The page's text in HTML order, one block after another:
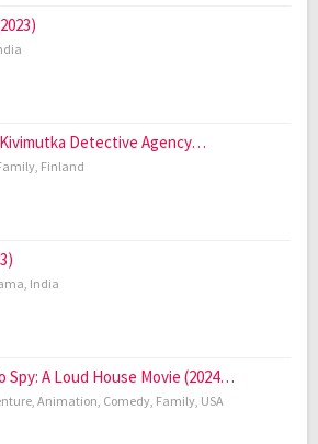
Detective Agency…
, Finland
, India
Spy: A Loud House Movie (2024…
, Animation, Comedy, Family, USA